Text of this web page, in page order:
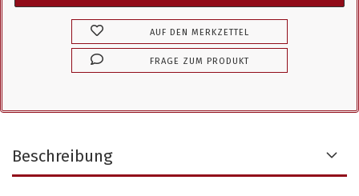
AUF DEN MERKZETTEL
FRAGE ZUM PRODUKT
Beschreibung